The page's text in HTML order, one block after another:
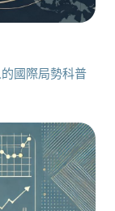
國際局勢科普